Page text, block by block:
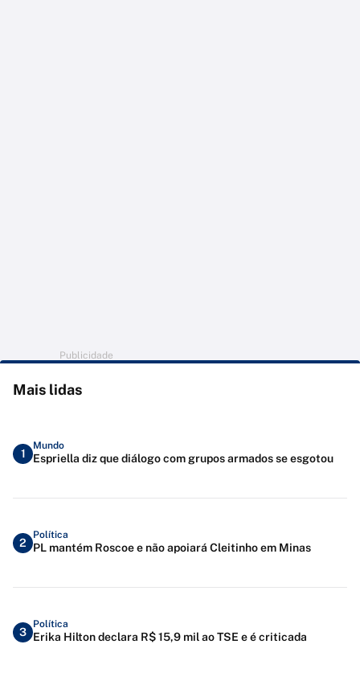
Publicidade
Mais lidas
1
Mundo
Espriella diz que diálogo com grupos armados se esgotou
2
Política
PL mantém Roscoe e não apoiará Cleitinho em Minas
3
Política
Erika Hilton declara R$ 15,9 mil ao TSE e é criticada